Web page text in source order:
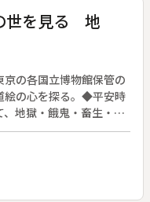
世を見る 地
の各国立博物館保管の
絵の心を探る。◆平安時
地獄・餓鬼・畜生・修
思想が流布した。地
に１２世紀末に描かれ
煩悩、病に苦しむ人間
描かれている。「“死